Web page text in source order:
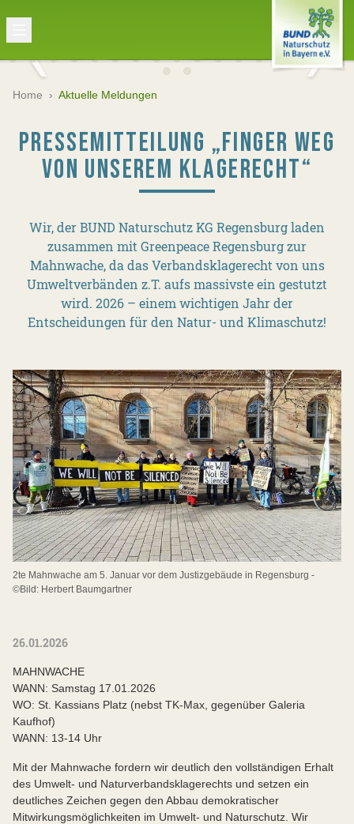
Home › Aktuelle Meldungen
PRESSEMITTEILUNG „FINGER WEG
VON UNSEREM KLAGERECHT“
Wir, der BUND Naturschutz KG Regensburg laden
zusammen mit Greenpeace Regensburg zur
Mahnwache, da das Verbandsklagerecht von uns
Umweltverbänden z.T. aufs massivste ein gestutzt
wird. 2026 – einem wichtigen Jahr der
Entscheidungen für den Natur- und Klimaschutz!
2te Mahnwache am 5. Januar vor dem Justizgebäude in Regensburg -
©Bild: Herbert Baumgartner
26.01.2026
MAHNWACHE
WANN: Samstag 17.01.2026
WO: St. Kassians Platz (nebst TK-Max, gegenüber Galeria
Kaufhof)
WANN: 13-14 Uhr
Mit der Mahnwache fordern wir deutlich den vollständigen Erhalt
des Umwelt- und Naturverbandsklagerechts und setzen ein
deutliches Zeichen gegen den Abbau demokratischer
Mitwirkungsmöglichkeiten im Umwelt- und Naturschutz. Wir